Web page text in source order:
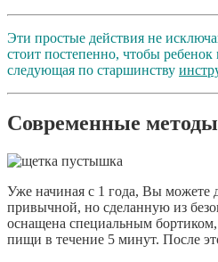
Эти простые действия не
стоит постепенно, чтобы
следующая по старшинству
Современные методы
Уже начиная с 1 года, Вы можете
привычной, но сделанную из
оснащена специальным
пищи в течение 5 минут. После